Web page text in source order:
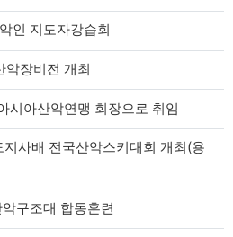
인 지도자강습회
악장비전 개최
시아산악연맹 회장으로 취임
지사배 전국산악스키대회 개최(용
구조대 합동훈련